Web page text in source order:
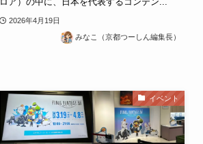
2026年4月19日
みなこ（京都つーしん編集長）
イベント